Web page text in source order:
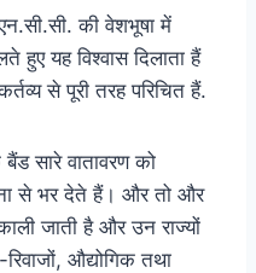
की वेशभूषा में
यह विश्वास दिलाता हैं
से पूरी तरह परिचित हैं.
सारे वातावरण को
से भर देते हैं। और तो और
जाती है और उन राज्यों
औद्योगिक तथा